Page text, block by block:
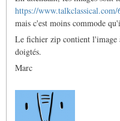
https://
mais c'est moins commode
Le fichier zip contient l'image
doigtés.
Marc